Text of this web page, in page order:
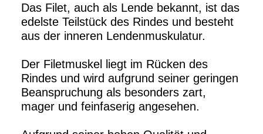
Das Filet, auch als Lende bekannt, ist das
edelste Teilstück des Rindes und besteht
aus der inneren Lendenmuskulatur.
Der Filetmuskel liegt im Rücken des
Rindes und wird aufgrund seiner geringen
Beanspruchung als besonders zart,
mager und feinfaserig angesehen.